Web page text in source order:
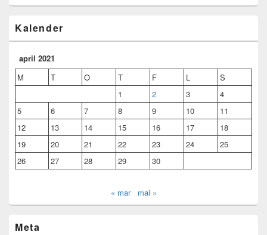
Kalender
april 2021
M
T O T F L
S
1
2 3
4
5
6 7 8 9 10
11
12
13 14 15 16 17
18
19
20 21 22 23 24
25
26
27 28 29 30
« mar mai »
Meta